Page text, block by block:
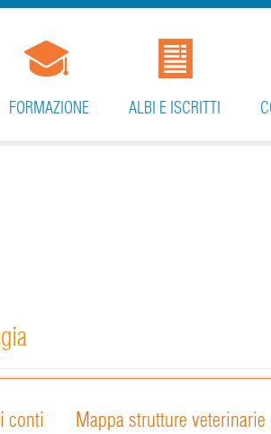
FORMAZIONE ALBI E ISCRITTI
conti Mappa strutture veterinarie